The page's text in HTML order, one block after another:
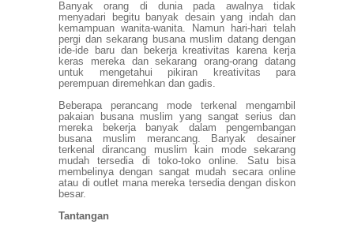
Banyak orang di dunia pada awalnya tidak
menyadari begitu banyak desain yang indah dan
kemampuan wanita-wanita. Namun hari-hari telah
pergi dan sekarang busana muslim datang dengan
ide-ide baru dan bekerja kreativitas karena kerja
keras mereka dan sekarang orang-orang datang
untuk mengetahui pikiran kreativitas para
perempuan diremehkan dan gadis.
Beberapa perancang mode terkenal mengambil
pakaian busana muslim yang sangat serius dan
mereka bekerja banyak dalam pengembangan
busana muslim merancang. Banyak desainer
terkenal dirancang muslim kain mode sekarang
mudah tersedia di toko-toko online. Satu bisa
membelinya dengan sangat mudah secara online
atau di outlet mana mereka tersedia dengan diskon
besar.
Tantangan